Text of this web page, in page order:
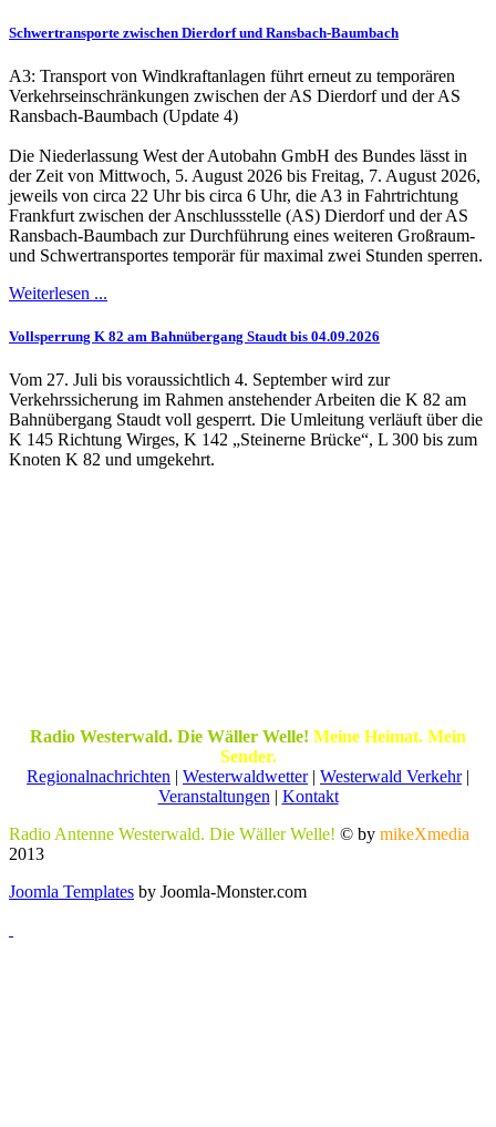
Schwertransporte zwischen Dierdorf und Ransbach-Baumbach
A3: Transport von Windkraftanlagen führt erneut zu temporären
Verkehrseinschränkungen zwischen der AS Dierdorf und der AS
Ransbach-Baumbach (Update 4)
Die Niederlassung West der Autobahn GmbH des Bundes lässt in
der Zeit von Mittwoch, 5. August 2026 bis Freitag, 7. August 2026,
jeweils von circa 22 Uhr bis circa 6 Uhr, die A3 in Fahrtrichtung
Frankfurt zwischen der Anschlussstelle (AS) Dierdorf und der AS
Ransbach-Baumbach zur Durchführung eines weiteren Großraum-
und Schwertransportes temporär für maximal zwei Stunden sperren.
Weiterlesen ...
Vollsperrung K 82 am Bahnübergang Staudt bis 04.09.2026
Vom 27. Juli bis voraussichtlich 4. September wird zur
Verkehrssicherung im Rahmen anstehender Arbeiten die K 82 am
Bahnübergang Staudt voll gesperrt. Die Umleitung verläuft über die
K 145 Richtung Wirges, K 142 „Steinerne Brücke“, L 300 bis zum
Knoten K 82 und umgekehrt.
Radio Westerwald. Die Wäller Welle! Meine Heimat. Mein
Sender.
Regionalnachrichten | Westerwaldwetter| Westerwald Verkehr|
Veranstaltungen | Kontakt
Radio Antenne Westerwald. Die Wäller Welle! © by mikeXmedia
2013
Joomla Templates by Joomla-Monster.com